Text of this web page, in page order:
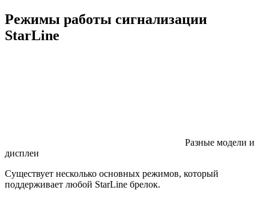
Режимы работы сигнализации
StarLine
Разные модели и
дисплеи
Существует несколько основных режимов, который
поддерживает любой StarLine брелок.